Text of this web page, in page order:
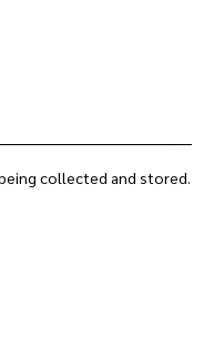
collected and stored.